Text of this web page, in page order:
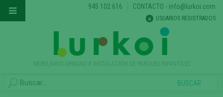
MOBILIARIO URBANO E INSTALACIÓN DE PARQUES INFANTILES
945 102 616 CONTACTO - info@lurkoi.com
USUARIOS REGISTRADOS